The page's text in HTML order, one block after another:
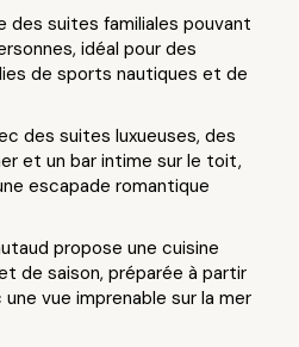
des suites familiales pouvant
idéal pour des
de sports nautiques et de
des suites luxueuses, des
et un bar intime sur le toit,
escapade romantique
propose une cuisine
de saison, préparée à partir
vue imprenable sur la mer